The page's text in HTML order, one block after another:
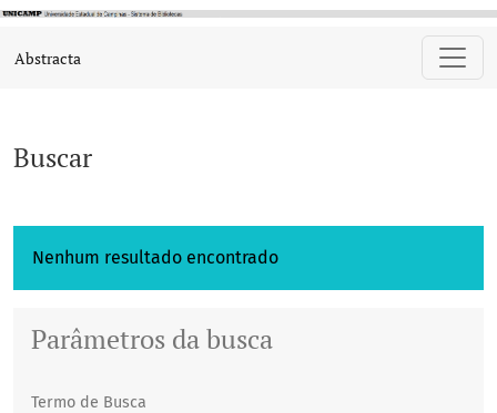
Abstracta
Buscar
Nenhum resultado encontrado
Parâmetros da busca
Termo de Busca